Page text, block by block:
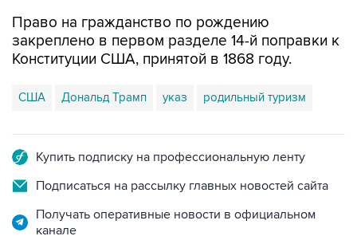
Право на гражданство по рождению
закреплено в первом разделе 14-й поправки к
Конституции США, принятой в 1868 году.
США Дональд Трамп указ родильный туризм
Купить подписку на профессиональную ленту
Подписаться на рассылку главных новостей сайта
Получать оперативные новости в официальном
канале